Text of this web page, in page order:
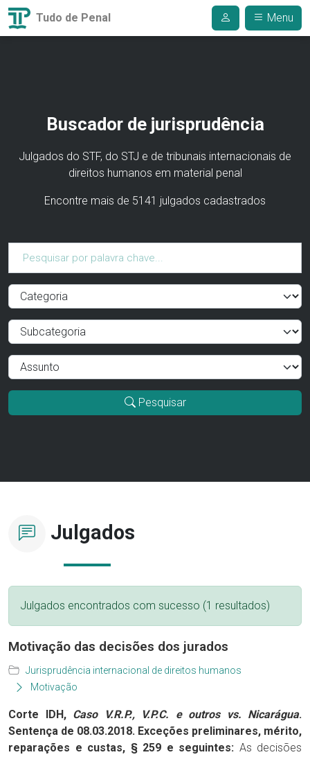
Tudo de Penal Menu
Buscador de jurisprudência
Julgados do STF, do STJ e de tribunais internacionais de
direitos humanos em material penal
Encontre mais de 5141 julgados cadastrados
Pesquisar
Julgados
Julgados encontrados com sucesso (1 resultados)
Motivação das decisões dos jurados
Jurisprudência internacional de direitos humanos
Motivação
Corte IDH, Caso V.R.P., V.P.C. e outros vs. Nicarágua.
Sentença de 08.03.2018. Exceções preliminares, mérito,
reparações e custas, § 259 e seguintes: As decisões